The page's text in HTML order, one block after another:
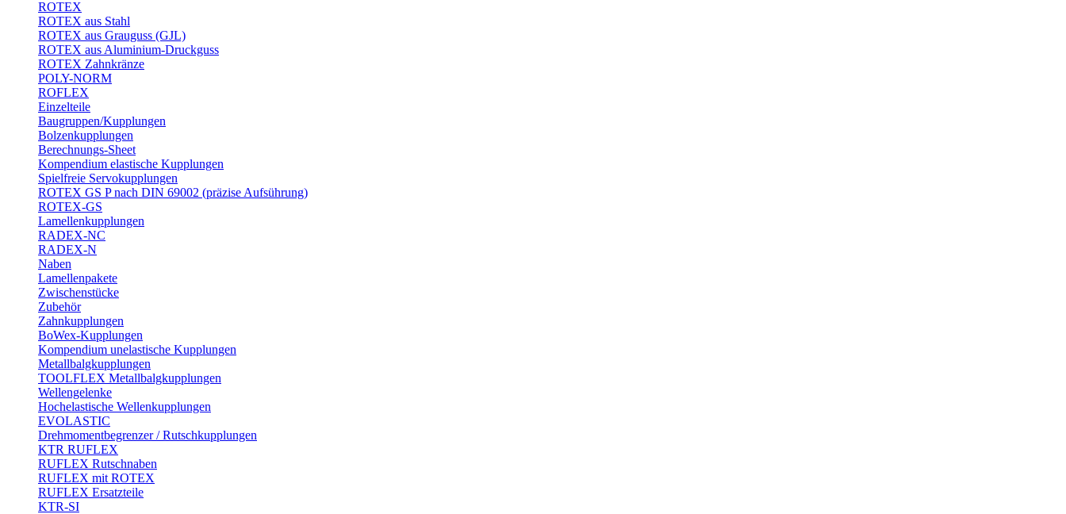
ROTEX
ROTEX aus Stahl
ROTEX aus Grauguss (GJL)
ROTEX aus Aluminium-Druckguss
ROTEX Zahnkränze
POLY-NORM
ROFLEX
Einzelteile
Baugruppen/Kupplungen
Bolzenkupplungen
Berechnungs-Sheet
Kompendium elastische Kupplungen
Spielfreie Servokupplungen
ROTEX GS P nach DIN 69002 (präzise Aufsührung)
ROTEX-GS
Lamellenkupplungen
RADEX-NC
RADEX-N
Naben
Lamellenpakete
Zwischenstücke
Zubehör
Zahnkupplungen
BoWex-Kupplungen
Kompendium unelastische Kupplungen
Metallbalgkupplungen
TOOLFLEX Metallbalgkupplungen
Wellengelenke
Hochelastische Wellenkupplungen
EVOLASTIC
Drehmomentbegrenzer / Rutschkupplungen
KTR RUFLEX
RUFLEX Rutschnaben
RUFLEX mit ROTEX
RUFLEX Ersatzteile
KTR-SI